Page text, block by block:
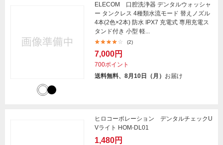
ELECOM 口腔洗浄器 デンタルウォッシャ
ー タンクレス 4種類水流モード 替えノズル
4本(2色×2本) 防水 IPX7 充電式 専用充電ス
タンド付き 小型 軽...
(2)
7,000円
700ポイント
送料無料、8月10日（月） お届け
ヒロコーポレーション デンタルチェックU
Vライト HOM-DL01
1,480円